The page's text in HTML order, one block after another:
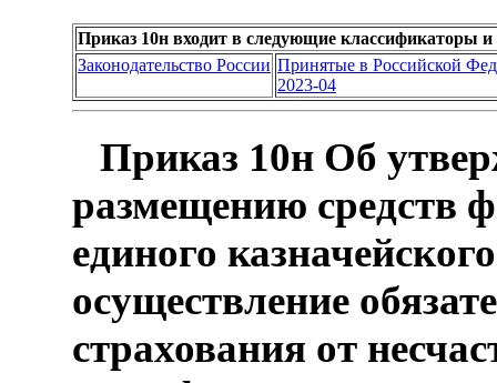
Приказ 10н входит в следующие классификаторы и
Законодательство России Принятые в Российской
2023-04
Приказ 10н Об
размещению средств
единого
осуществление
страхования от